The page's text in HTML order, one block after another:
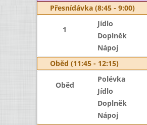
Přesnídávka (8:45 - 9:00)
1
Jídlo
Doplněk
Nápoj
Oběd (11:45 - 12:15)
Oběd
Polévka
Jídlo
Doplněk
Nápoj